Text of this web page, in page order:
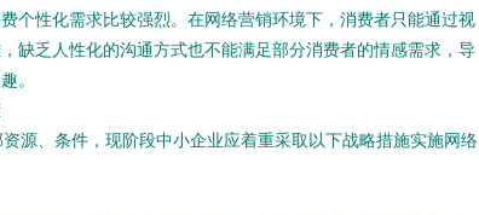
个性化需求比较强烈。在网络营销环境下，消费者只能通过视
缺乏人性化的沟通方式也不能满足部分消费者的情感需求，导
。
源、条件，现阶段中小企业应着重采取以下战略措施实施网络